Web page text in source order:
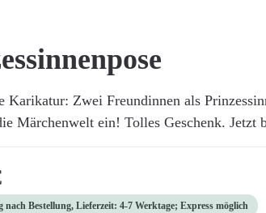
Karikatur: Zwei Freundinnen als
Märchenwelt ein! Tolles Geschenk. Jetzt
nach Bestellung, Lieferzeit: 4-7 Werktage; Express möglich